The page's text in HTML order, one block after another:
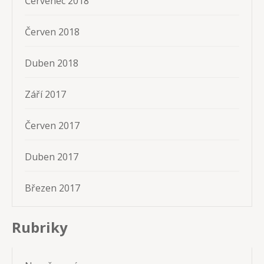
Červen 2018
Duben 2018
Září 2017
Červen 2017
Duben 2017
Březen 2017
Rubriky